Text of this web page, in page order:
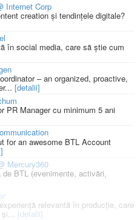
Internet Corp
creation și tendințele digitale?
în social media, care să știe cum
– an organized, proactive,
[detalii]
PR Manager cu minimum 5 ani
for an awesome BTL Account
Mercury360
BTL (evenimente, activări,
relevantă în producție, care
[detalii]